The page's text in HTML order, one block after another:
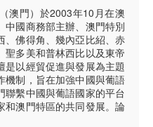
澳門）於2003年10月在澳
中國商務部主辦、澳門特別
、佛得角、幾內亞比紹、赤
聖多美和普林西比以及東帝
是以經貿促進與發展為主題
機制，旨在加強中國與葡語
聯繫中國與葡語國家的平台
和澳門特區的共同發展。論